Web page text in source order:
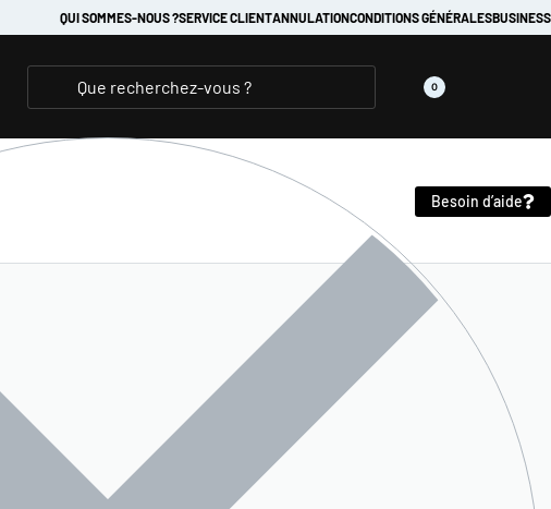
QUI SOMMES-NOUS ?SERVICE CLIENTANNULATIONCONDITIONS GÉNÉRALESBUSINESS
0
Besoin d’aide